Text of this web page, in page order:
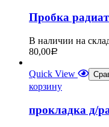
Пробка
В наличии на
80,00Р
Quick View
корзину
прокладка д/